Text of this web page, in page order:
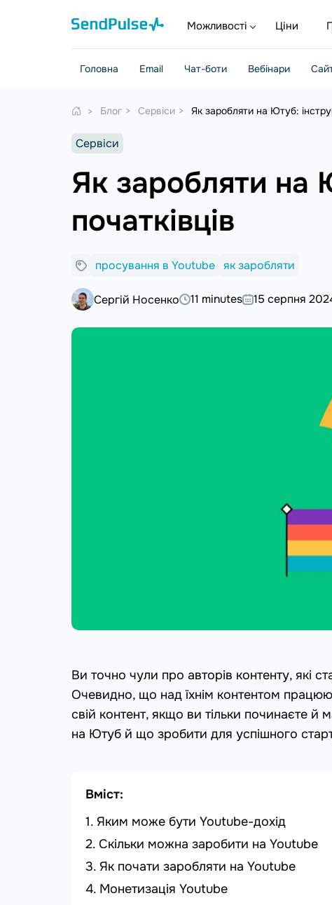
Можливості Ціни
Головна Email Чат-боти Вебінари
Блог Сервіси Як заробляти на Ютуб:
Сервіси
Як заробляти на
початківців
просування в Youtube як заробляти
Сергій Носенко 11 minutes 15 серпня
Ви точно чули про авторів контенту, які
Очевидно, що над їхнім контентом
свій контент, якщо ви тільки починаєте й
на Ютуб й що зробити для успішного
Вміст:
Яким може бути Youtube-дохід
Скільки можна заробити на Youtube
Як почати заробляти на Youtube
Монетизація Youtube